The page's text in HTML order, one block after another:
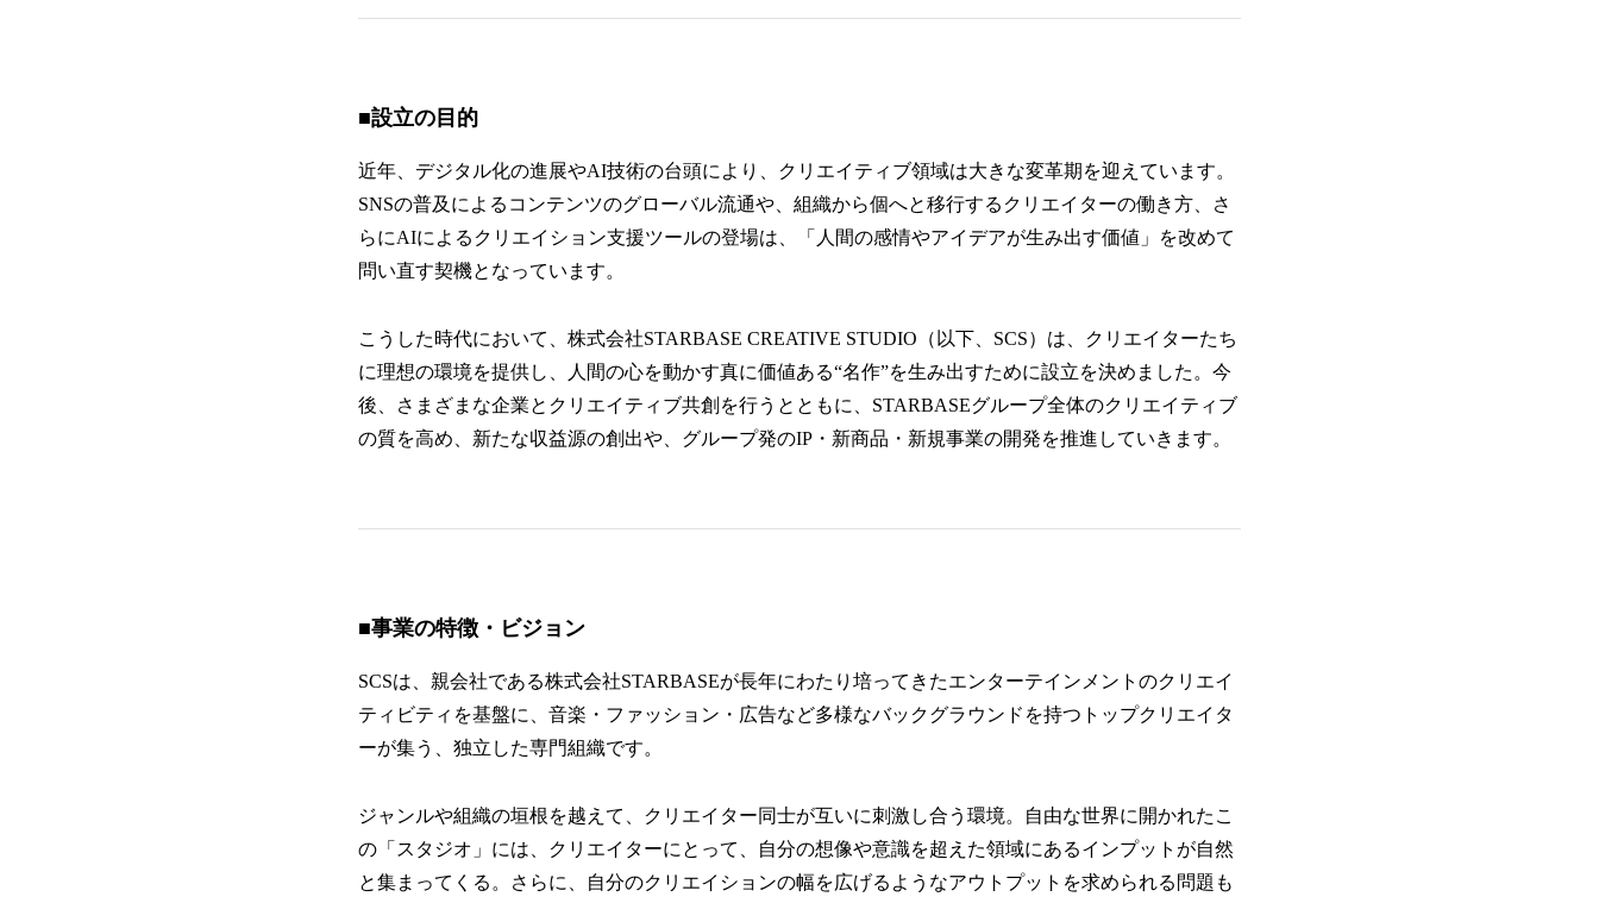
■設立の目的
近年、デジタル化の進展やAI技術の台頭により、クリエイティブ領域は大きな変革期を迎えています。
SNSの普及によるコンテンツのグローバル流通や、組織から個へと移行するクリエイターの働き方、さ
らにAIによるクリエイション支援ツールの登場は、「人間の感情やアイデアが生み出す価値」を改めて
問い直す契機となっています。
こうした時代において、株式会社STARBASE CREATIVE STUDIO（以下、SCS）は、クリエイターたち
に理想の環境を提供し、人間の心を動かす真に価値ある“名作”を生み出すために設立を決めました。今
後、さまざまな企業とクリエイティブ共創を行うとともに、STARBASEグループ全体のクリエイティブ
の質を高め、新たな収益源の創出や、グループ発のIP・新商品・新規事業の開発を推進していきます。
■事業の特徴・ビジョン
SCSは、親会社である株式会社STARBASEが長年にわたり培ってきたエンターテインメントのクリエイ
ティビティを基盤に、音楽・ファッション・広告など多様なバックグラウンドを持つトップクリエイタ
ーが集う、独立した専門組織です。
ジャンルや組織の垣根を越えて、クリエイター同士が互いに刺激し合う環境。自由な世界に開かれたこ
の「スタジオ」には、クリエイターにとって、自分の想像や意識を超えた領域にあるインプットが自然
と集まってくる。さらに、自分のクリエイションの幅を広げるようなアウトプットを求められる問題も